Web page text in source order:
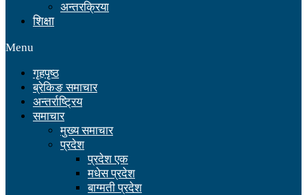
अन्तरक्रिया
शिक्षा
Menu
गृहपृष्ठ
ब्रेकिङ समाचार
अन्तर्राष्ट्रिय
समाचार
मुख्य समाचार
प्रदेश
प्रदेश एक
मधेस प्रदेश
बाग्मती प्रदेश